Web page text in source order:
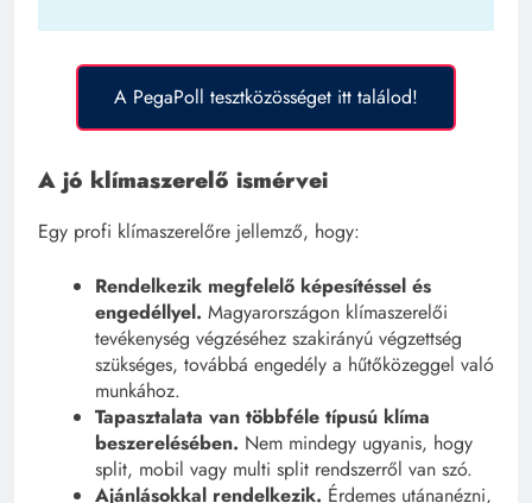
A PegaPoll tesztközösséget itt találod!
A jó klímaszerelő ismérvei
Egy profi klímaszerelőre jellemző, hogy:
Rendelkezik megfelelő képesítéssel és
engedéllyel. Magyarországon klímaszerelői
tevékenység végzéséhez szakirányú végzettség
szükséges, továbbá engedély a hűtőközeggel való
munkához.
Tapasztalata van többféle típusú klíma
beszerelésében. Nem mindegy ugyanis, hogy
split, mobil vagy multi split rendszerről van szó.
Ajánlásokkal rendelkezik. Érdemes utánanézni,